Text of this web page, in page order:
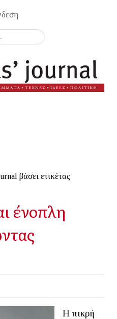
βάσει ετικέτας
ένοπλη
Η πικρή